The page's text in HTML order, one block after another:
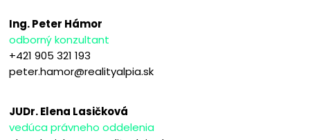
Ing. Peter Hámor
odborný konzultant
+421 905 321 193
peter.hamor@realityalpia.sk
JUDr. Elena Lasičková
vedúca právneho oddelenia